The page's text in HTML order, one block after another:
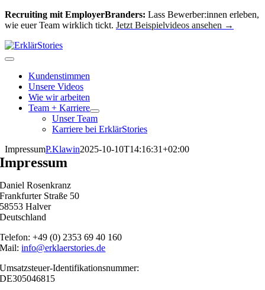
Zum
Inhalt
Recruiting mit EmployerBranders: Lass Bewerber:innen erleben,
wie euer Team wirklich tickt. Jetzt Beispielvideos ansehen →
Toggle
NavigationKundenstimmen
Unsere Videos
Wie wir arbeiten
Team + Karriere
Unser Team
Karriere bei ErklärStories
ImpressumP.Klawin2025-10-10T14:16:31+02:00
Impressum
Daniel Rosenkranz
Frankfurter Straße 50
58553 Halver
Deutschland
Telefon: +49 (0) 2353 69 40 160
Mail:info@erklaerstories.de
Umsatzsteuer-Identifikationsnummer:
DE305046815